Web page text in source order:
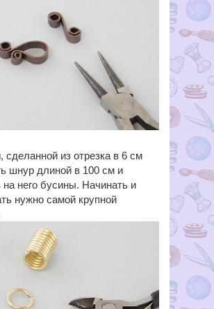
сделанной из отрезка в 6 см
шнур длиной в 100 см и
на него бусины. Начинать и
нужно самой крупной